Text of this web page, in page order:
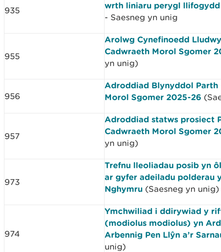
935
wrth liniaru perygl
- Saesneg yn unig
955
Arolwg Cynefinoedd
Cadwraeth Morol Sgomer
yn unig)
956
Adroddiad Blynyddol Parth
Morol Sgomer 2025-26
957
Adroddiad statws prosiect
Cadwraeth Morol Sgomer
yn unig)
973
Trefnu lleoliadau posib yn
ar gyfer adeiladu polderau
Nghymru (Saesneg yn unig)
974
Ymchwiliad i ddirywiad y
(modiolus modiolus) yn
Arbennig Pen Llŷn a’r
unig)